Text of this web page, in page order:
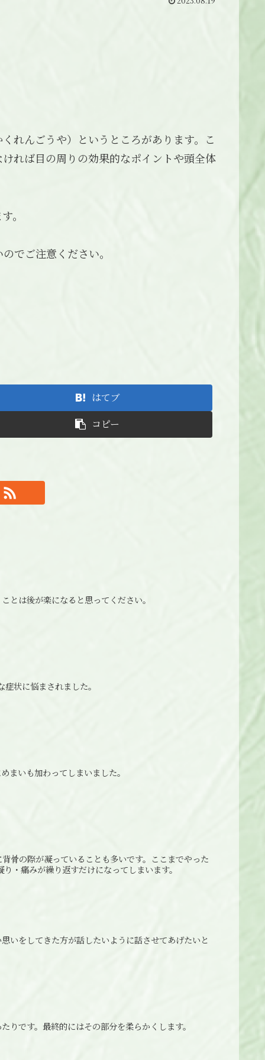
れんごうや）というところがあります。こ
れば目の周りの効果的なポイントや頭全体
。
でご注意ください。
はてブ
コピー
とは後が楽になると思ってください。
状に悩まされました。
まいも加わってしまいました。
骨の際が凝っていることも多いです。ここまでやった
・痛みが繰り返すだけになってしまいます。
いをしてきた方が話したいように話させてあげたいと
です。最終的にはその部分を柔らかくします。